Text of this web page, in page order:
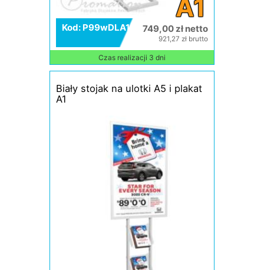
A1
Kod: P99wDLA1 749,00 zł netto
921,27 zł brutto
Czas realizacji 3 dni
Biały stojak na ulotki A5 i plakat
A1